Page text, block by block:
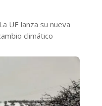
La UE lanza su nueva
climático